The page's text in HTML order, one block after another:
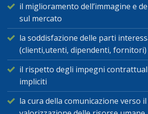
il miglioramento dell’immagine e
sul mercato
la soddisfazione delle parti
(clienti,utenti, dipendenti, fornitori)
il rispetto degli impegni
impliciti
la cura della comunicazione verso